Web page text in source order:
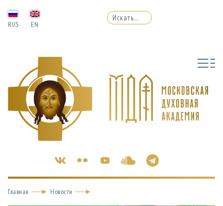
RUS EN
Главная Новости